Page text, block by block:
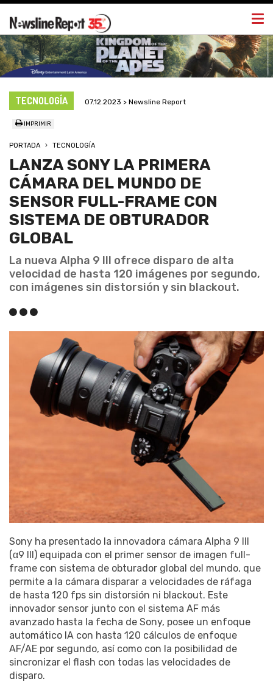
TECNOLOGÍA 07.12.2023 > Newsline Report
IMPRIMIR
PORTADA TECNOLOGÍA
LANZA SONY LA PRIMERA
CÁMARA DEL MUNDO DE
SENSOR FULL-FRAME CON
SISTEMA DE OBTURADOR
GLOBAL
La nueva Alpha 9 III ofrece disparo de alta
velocidad de hasta 120 imágenes por segundo,
con imágenes sin distorsión y sin blackout.
Sony ha presentado la innovadora cámara Alpha 9 III
(α9 III) equipada con el primer sensor de imagen full-
frame con sistema de obturador global del mundo, que
permite a la cámara disparar a velocidades de ráfaga
de hasta 120 fps sin distorsión ni blackout. Este
innovador sensor junto con el sistema AF más
avanzado hasta la fecha de Sony, posee un enfoque
automático IA con hasta 120 cálculos de enfoque
AF/AE por segundo, así como con la posibilidad de
sincronizar el flash con todas las velocidades de
disparo.